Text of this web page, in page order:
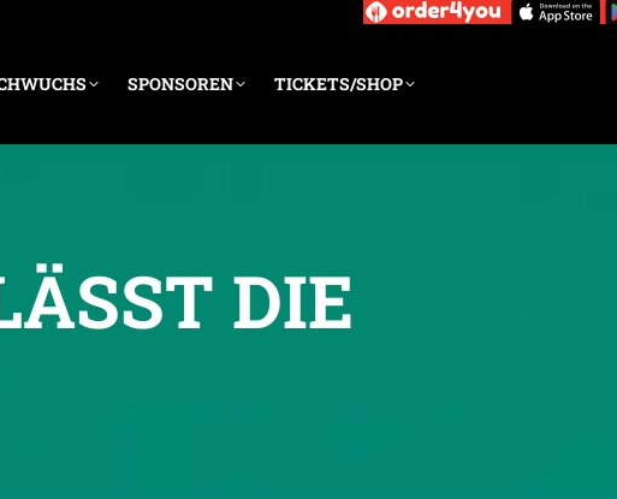
SPONSOREN TICKETS/SHOP
DIE